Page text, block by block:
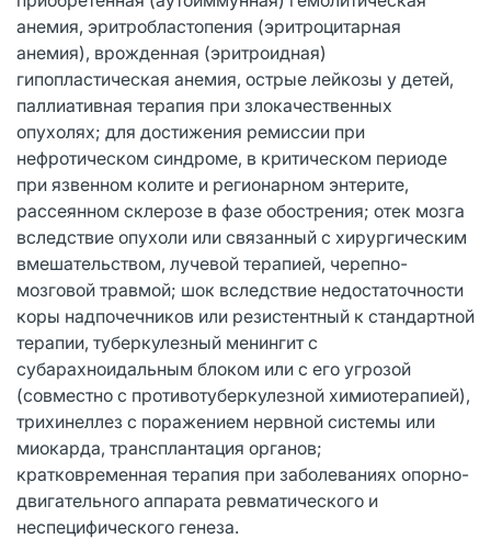
анемия, эритробластопения (эритроцитарная
анемия), врожденная (эритроидная)
гипопластическая анемия, острые лейкозы у детей,
паллиативная терапия при злокачественных
опухолях; для достижения ремиссии при
нефротическом синдроме, в критическом периоде
при язвенном колите и регионарном энтерите,
рассеянном склерозе в фазе обострения; отек мозга
вследствие опухоли или связанный с хирургическим
вмешательством, лучевой терапией, черепно-
мозговой травмой; шок вследствие недостаточности
коры надпочечников или резистентный к стандартной
терапии, туберкулезный менингит с
субарахноидальным блоком или с его угрозой
(совместно с противотуберкулезной химиотерапией),
трихинеллез с поражением нервной системы или
миокарда, трансплантация органов;
кратковременная терапия при заболеваниях опорно-
двигательного аппарата ревматического и
неспецифического генеза.